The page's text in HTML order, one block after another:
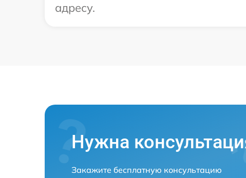
адресу.
Нужна
Закажите бесплатную консультацию